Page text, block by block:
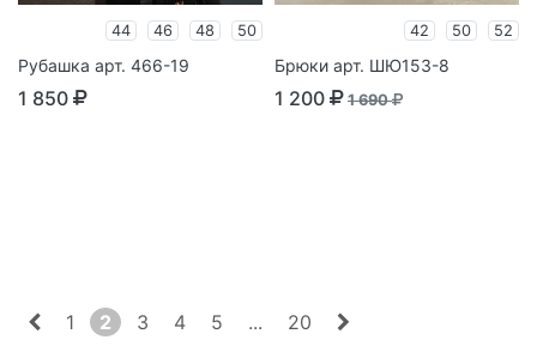
44 46 48 50
Рубашка арт. 466-19
1 850
42 50 52
Брюки арт. ШЮ153-8
1 200 1 690
1 2 3 4 5 ... 20